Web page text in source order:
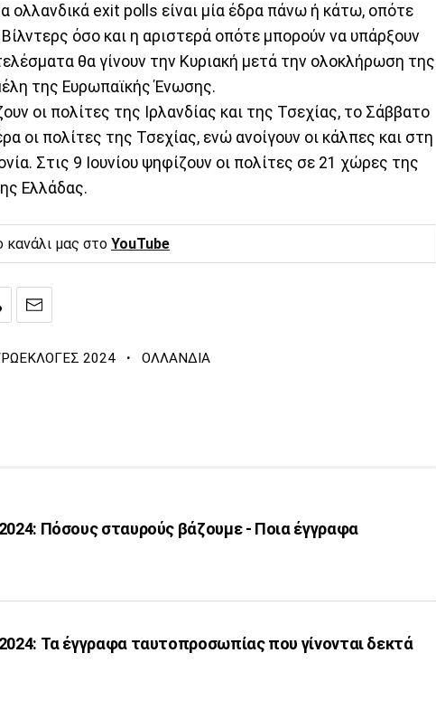
ολλανδικά exit polls είναι μία έδρα πάνω ή κάτω, οπότε
όσο και η αριστερά οπότε μπορούν να υπάρξουν
θα γίνουν την Κυριακή μετά την ολοκλήρωση της
της Ευρωπαϊκής Ένωσης.
οι πολίτες της Ιρλανδίας και της Τσεχίας, το Σάββατο
οι πολίτες της Τσεχίας, ενώ ανοίγουν οι κάλπες και στη
Στις 9 Ιουνίου ψηφίζουν οι πολίτες σε 21 χώρες της
Ελλάδας.
κανάλι μας στο YouTube
2024 · ΟΛΛΑΝΔΙΑ
Πόσους σταυρούς βάζουμε - Ποια έγγραφα
Τα έγγραφα ταυτοπροσωπίας που γίνονται δεκτά